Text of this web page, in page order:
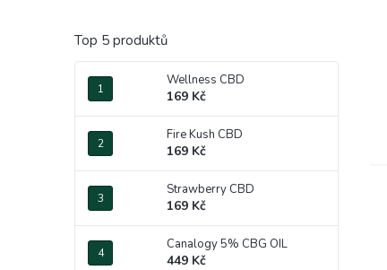
Top 5 produktů
Wellness CBD
169 Kč
Fire Kush CBD
169 Kč
Strawberry CBD
169 Kč
Canalogy 5% CBG OIL
449 Kč